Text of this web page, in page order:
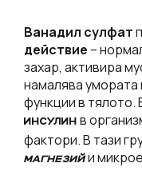
Ванадил сулфат
действие –
захар, активира
намалява
функции в тялото.
ИНСУЛИН в
фактори. В тази
МАГНЕЗИЙи